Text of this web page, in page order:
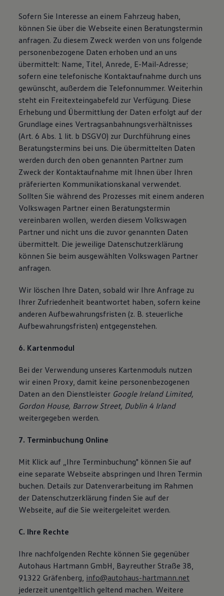
Sofern Sie Interesse an einem Fahrzeug haben,
können Sie über die Webseite einen Beratungstermin
anfragen. Zu diesem Zweck werden von uns folgende
personenbezogene Daten erhoben und an uns
übermittelt: Name, Titel, Anrede, E-Mail-Adresse;
sofern eine telefonische Kontaktaufnahme durch uns
gewünscht, außerdem die Telefonnummer. Weiterhin
steht ein Freitexteingabefeld zur Verfügung. Diese
Erhebung und Übermittlung der Daten erfolgt auf der
Grundlage eines Vertragsanbahnungsverhältnisses
(Art. 6 Abs. 1 lit. b DSGVO) zur Durchführung eines
Beratungstermins bei uns. Die übermittelten Daten
werden durch den oben genannten Partner zum
Zweck der Kontaktaufnahme mit Ihnen über Ihren
präferierten Kommunikationskanal verwendet.
Sollten Sie während des Prozesses mit einem anderen
Volkswagen Partner einen Beratungstermin
vereinbaren wollen, werden diesem Volkswagen
Partner und nicht uns die zuvor genannten Daten
übermittelt. Die jeweilige Datenschutzerklärung
können Sie beim ausgewählten Volkswagen Partner
anfragen.
Wir löschen Ihre Daten, sobald wir Ihre Anfrage zu
Ihrer Zufriedenheit beantwortet haben, sofern keine
anderen Aufbewahrungsfristen (z. B. steuerliche
Aufbewahrungsfristen) entgegenstehen.
6. Kartenmodul
Bei der Verwendung unseres Kartenmoduls nutzen
wir einen Proxy, damit keine personenbezogenen
Daten an den Dienstleister Google Ireland Limited,
Gordon House, Barrow Street, Dublin 4 Irland
weitergegeben werden.
7. Terminbuchung Online
Mit Klick auf „Ihre Terminbuchung" können Sie auf
eine separate Webseite abspringen und Ihren Termin
buchen. Details zur Datenverarbeitung im Rahmen
der Datenschutzerklärung finden Sie auf der
Webseite, auf die Sie weitergeleitet werden.
C. Ihre Rechte
Ihre nachfolgenden Rechte können Sie gegenüber
Autohaus Hartmann GmbH, Bayreuther Straße 38,
91322 Gräfenberg, info@autohaus-hartmann.net
jederzeit unentgeltlich geltend machen. Weitere